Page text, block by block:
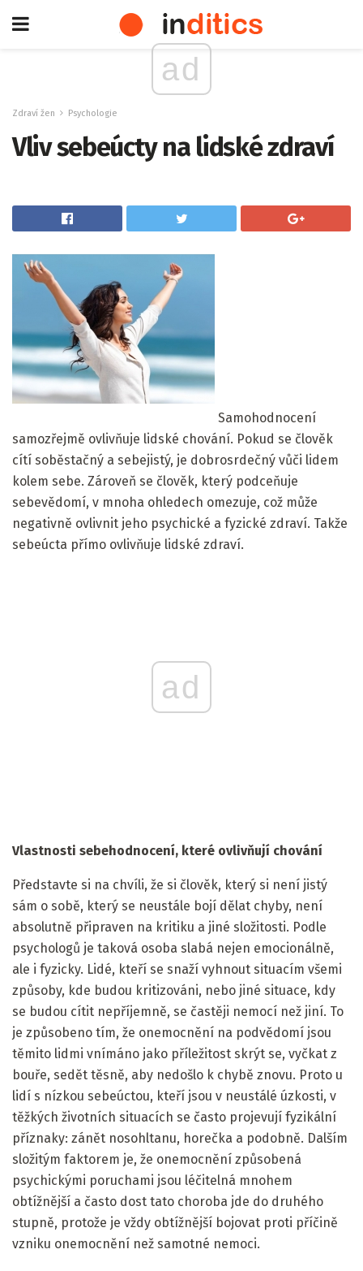
ad
Zdraví žen Psychologie
Vliv sebeúcty na lidské zdraví
Samohodnocení
samozřejmě ovlivňuje lidské chování. Pokud se člověk
cítí soběstačný a sebejistý, je dobrosrdečný vůči lidem
kolem sebe. Zároveň se člověk, který podceňuje
sebevědomí, v mnoha ohledech omezuje, což může
negativně ovlivnit jeho psychické a fyzické zdraví. Takže
sebeúcta přímo ovlivňuje lidské zdraví.
ad
Vlastnosti sebehodnocení, které ovlivňují chování
Představte si na chvíli, že si člověk, který si není jistý
sám o sobě, který se neustále bojí dělat chyby, není
absolutně připraven na kritiku a jiné složitosti. Podle
psychologů je taková osoba slabá nejen emocionálně,
ale i fyzicky. Lidé, kteří se snaží vyhnout situacím všemi
způsoby, kde budou kritizováni, nebo jiné situace, kdy
se budou cítit nepříjemně, se častěji nemocí než jiní. To
je způsobeno tím, že onemocnění na podvědomí jsou
těmito lidmi vnímáno jako příležitost skrýt se, vyčkat z
bouře, sedět těsně, aby nedošlo k chybě znovu. Proto u
lidí s nízkou sebeúctou, kteří jsou v neustálé úzkosti, v
těžkých životních situacích se často projevují fyzikální
příznaky: zánět nosohltanu, horečka a podobně. Dalším
složitým faktorem je, že onemocnění způsobená
psychickými poruchami jsou léčitelná mnohem
obtížnější a často dost tato choroba jde do druhého
stupně, protože je vždy obtížnější bojovat proti příčině
vzniku onemocnění než samotné nemoci.